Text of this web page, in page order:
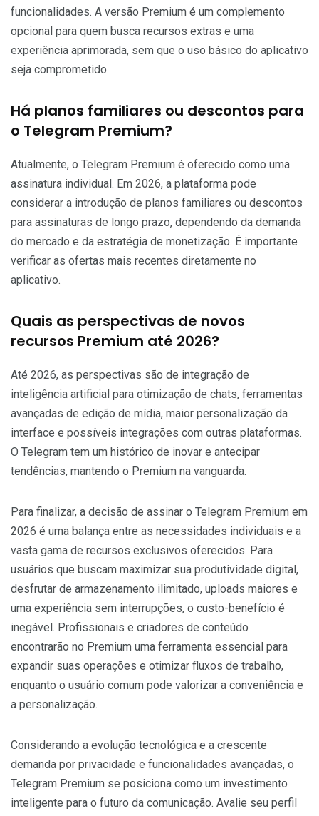
funcionalidades. A versão Premium é um complemento
opcional para quem busca recursos extras e uma
experiência aprimorada, sem que o uso básico do aplicativo
seja comprometido.
Há planos familiares ou descontos para
o Telegram Premium?
Atualmente, o Telegram Premium é oferecido como uma
assinatura individual. Em 2026, a plataforma pode
considerar a introdução de planos familiares ou descontos
para assinaturas de longo prazo, dependendo da demanda
do mercado e da estratégia de monetização. É importante
verificar as ofertas mais recentes diretamente no
aplicativo.
Quais as perspectivas de novos
recursos Premium até 2026?
Até 2026, as perspectivas são de integração de
inteligência artificial para otimização de chats, ferramentas
avançadas de edição de mídia, maior personalização da
interface e possíveis integrações com outras plataformas.
O Telegram tem um histórico de inovar e antecipar
tendências, mantendo o Premium na vanguarda.
Para finalizar, a decisão de assinar o Telegram Premium em
2026 é uma balança entre as necessidades individuais e a
vasta gama de recursos exclusivos oferecidos. Para
usuários que buscam maximizar sua produtividade digital,
desfrutar de armazenamento ilimitado, uploads maiores e
uma experiência sem interrupções, o custo-benefício é
inegável. Profissionais e criadores de conteúdo
encontrarão no Premium uma ferramenta essencial para
expandir suas operações e otimizar fluxos de trabalho,
enquanto o usuário comum pode valorizar a conveniência e
a personalização.
Considerando a evolução tecnológica e a crescente
demanda por privacidade e funcionalidades avançadas, o
Telegram Premium se posiciona como um investimento
inteligente para o futuro da comunicação. Avalie seu perfil